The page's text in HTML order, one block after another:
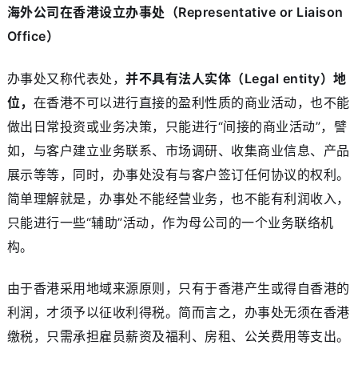
海外公司在香港设立办事处（Representative or Liaison
Office）
办事处又称代表处，并不具有法人实体（Legal entity）地
位， 在香港不可以进行直接的盈利性质的商业活动，也不能
做出日常投资或业务决策，只能进行“间接的商业活动”，譬
如，与客户建立业务联系、市场调研、收集商业信息、产品
展示等等，同时，办事处没有与客户签订任何协议的权利。
简单理解就是，办事处不能经营业务，也不能有利润收入，
只能进行一些“辅助”活动，作为母公司的一个业务联络机
构。
由于香港采用地域来源原则，只有于香港产生或得自香港的
利润，才须予以征收利得税。简而言之，办事处无须在香港
缴税，只需承担雇员薪资及福利、房租、公关费用等支出。